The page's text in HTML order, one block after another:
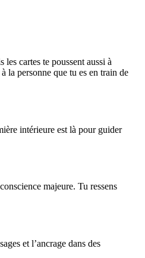
cartes te poussent aussi à
la personne que tu es en train de
intérieure est là pour guider
majeure. Tu ressens
et l’ancrage dans des